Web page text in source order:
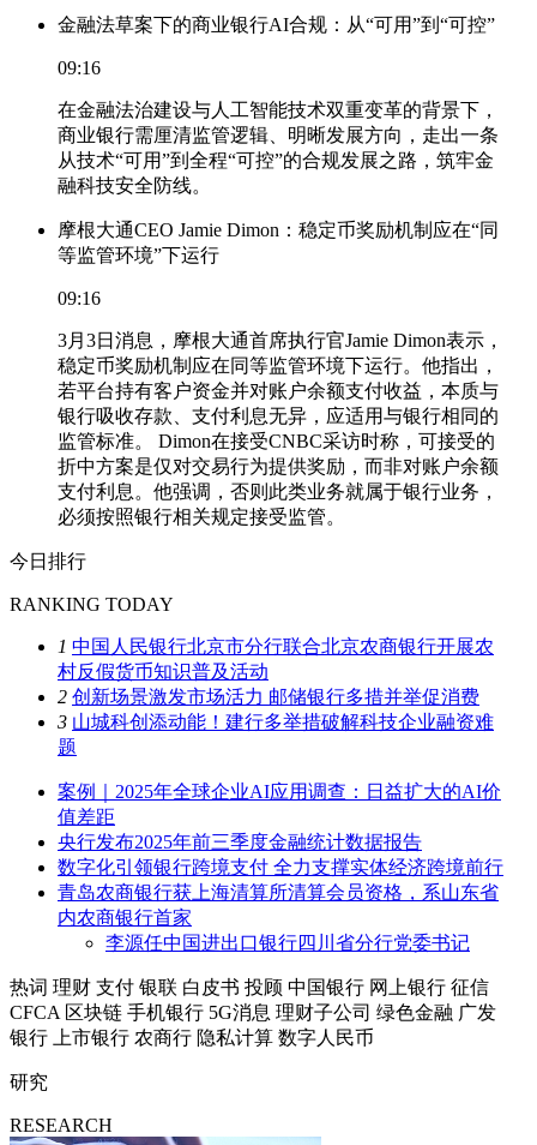
金融法草案下的商业银行AI合规：从“可用”到“可控”
09:16
在金融法治建设与人工智能技术双重变革的背景下，
商业银行需厘清监管逻辑、明晰发展方向，走出一条
从技术“可用”到全程“可控”的合规发展之路，筑牢金
融科技安全防线。
摩根大通CEO Jamie Dimon：稳定币奖励机制应在“同
等监管环境”下运行
09:16
3月3日消息，摩根大通首席执行官Jamie Dimon表示，
稳定币奖励机制应在同等监管环境下运行。他指出，
若平台持有客户资金并对账户余额支付收益，本质与
银行吸收存款、支付利息无异，应适用与银行相同的
监管标准。 Dimon在接受CNBC采访时称，可接受的
折中方案是仅对交易行为提供奖励，而非对账户余额
支付利息。他强调，否则此类业务就属于银行业务，
必须按照银行相关规定接受监管。
今日排行
RANKING TODAY
1 中国人民银行北京市分行联合北京农商银行开展农
村反假货币知识普及活动
2 创新场景激发市场活力 邮储银行多措并举促消费
3 山城科创添动能！建行多举措破解科技企业融资难
题
案例｜2025年全球企业AI应用调查：日益扩大的AI价
值差距
央行发布2025年前三季度金融统计数据报告
数字化引领银行跨境支付 全力支撑实体经济跨境前行
青岛农商银行获上海清算所清算会员资格，系山东省
内农商银行首家
李源任中国进出口银行四川省分行党委书记
热词 理财 支付 银联 白皮书 投顾 中国银行 网上银行 征信
CFCA 区块链 手机银行 5G消息 理财子公司 绿色金融 广发
银行
上市银行 农商行 隐私计算 数字人民币
研究
RESEARCH